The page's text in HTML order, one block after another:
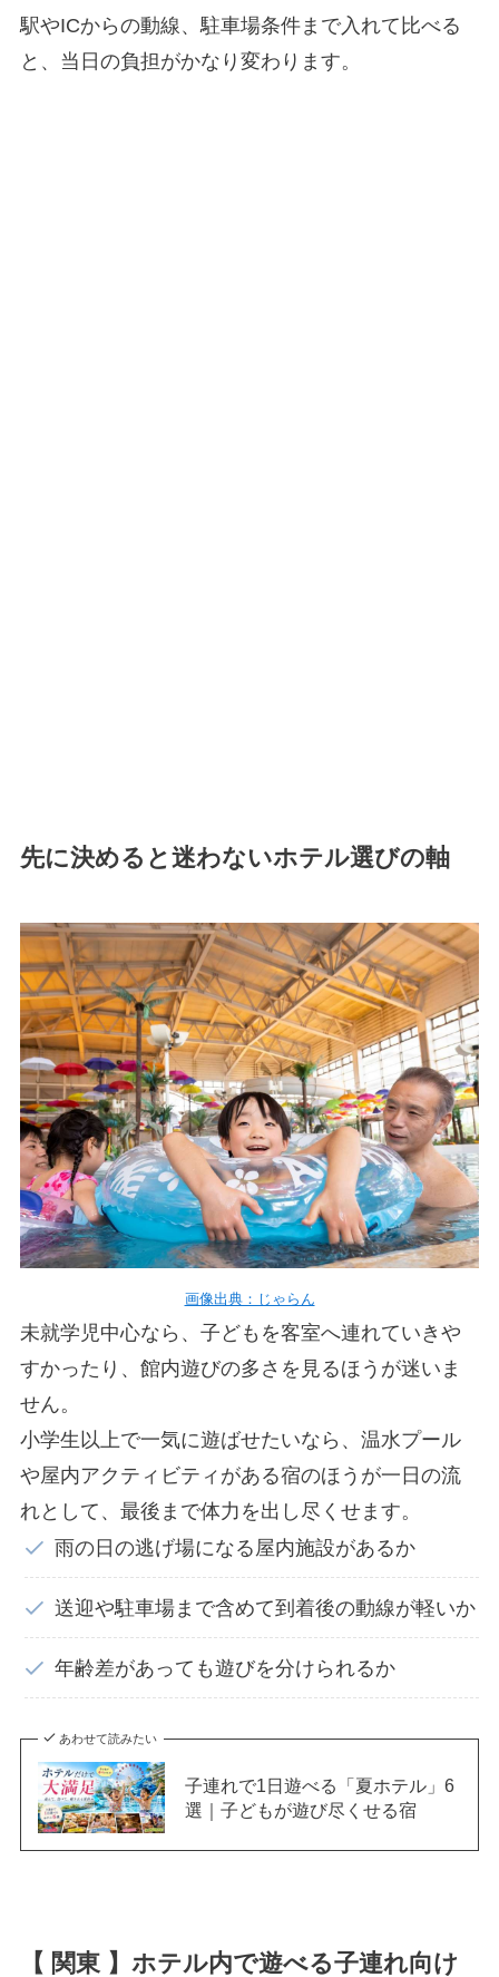
駅やICからの動線、駐車場条件まで入れて比べる
と、当日の負担がかなり変わります。
先に決めると迷わないホテル選びの軸
画像出典：じゃらん
未就学児中心なら、子どもを客室へ連れていきや
すかったり、館内遊びの多さを見るほうが迷いま
せん。
小学生以上で一気に遊ばせたいなら、温水プール
や屋内アクティビティがある宿のほうが一日の流
れとして、最後まで体力を出し尽くせます。
雨の日の逃げ場になる屋内施設があるか
送迎や駐車場まで含めて到着後の動線が軽いか
年齢差があっても遊びを分けられるか
あわせて読みたい
子連れで1日遊べる「夏ホテル」6
選｜子どもが遊び尽くせる宿
【 関東 】ホテル内で遊べる子連れ向け